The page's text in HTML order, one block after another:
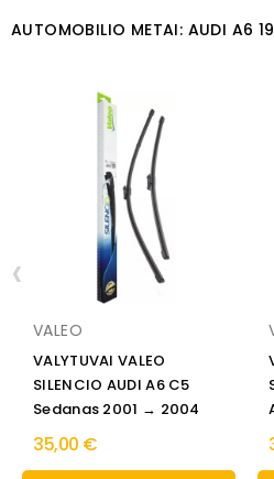
AUTOMOBILIO METAI: AUDI A6
VALEO
VALYTUVAI VALEO
SILENCIO AUDI A6 C5
Sedanas 2001 → 2004
35,00 €
‹